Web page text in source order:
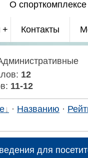
О спорткомплексе
Контакты
: 12
: 11-12
· Названию ·
для